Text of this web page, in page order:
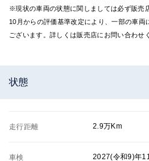
※現状の車両の状態に関しましては必ず販売
10月からの評価基準改定により、一部の車両
ございます。詳しくは販売店にお問い合わせ
状態
走行距離 2.9万Km
車検 2027(令和9)年